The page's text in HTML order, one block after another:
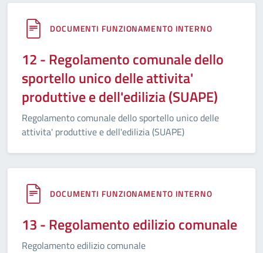
DOCUMENTI FUNZIONAMENTO INTERNO
12 - Regolamento comunale dello
sportello unico delle attivita'
produttive e dell'edilizia (SUAPE)
Regolamento comunale dello sportello unico delle
attivita' produttive e dell'edilizia (SUAPE)
DOCUMENTI FUNZIONAMENTO INTERNO
13 - Regolamento edilizio comunale
Regolamento edilizio comunale